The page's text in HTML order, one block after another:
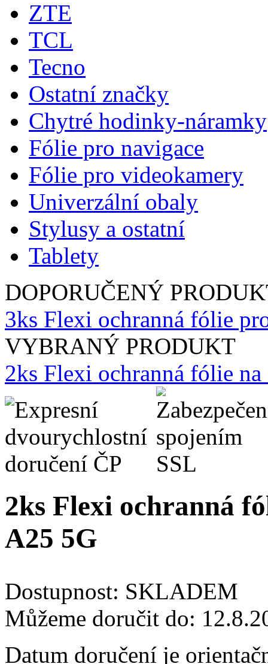
ZTE
TCL
Tecno
Ostatní značky
Chytré hodinky-náramky
Fólie pro navigace
Fólie pro videokamery
Univerzální obaly
Stylusy a ostatní
Tablety
DOPORUČENÝ
3ks Flexi ochranná fólie
VYBRANÝ PRODUKT
2ks Flexi ochranná fólie
2ks Flexi ochranná
A25 5G
Dostupnost: SKLADEM
Můžeme doručit do:
Datum doručení je